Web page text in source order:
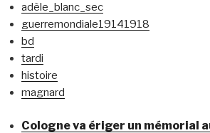
adèle_blanc_sec
guerremondiale19141918
bd
tardi
histoire
magnard
Cologne va ériger un mémorial